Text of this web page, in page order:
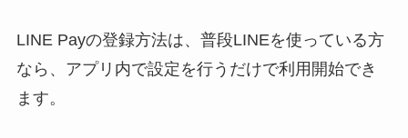
LINE Payの登録方法は、普段LINEを使っている方
なら、アプリ内で設定を行うだけで利用開始でき
ます。